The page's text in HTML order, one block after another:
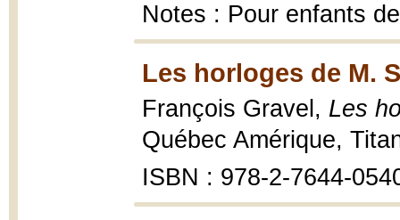
Notes : Pour enfants
Les horloges de M.
François Gravel, Les
Québec Amérique,
ISBN : 978-2-7644-